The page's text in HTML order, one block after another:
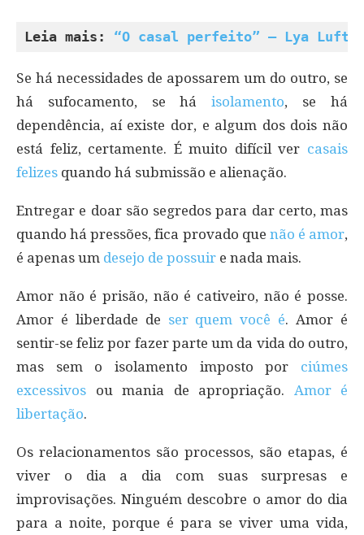
Leia mais: “O casal perfeito” – Lya Luft
Se há necessidades de apossarem um do outro, se
há sufocamento, se háisolamento, se há
dependência, aí existe dor, e algum dos dois não
está feliz, certamente. É muito difícil ver casais
felizes quando há submissão e alienação.
Entregar e doar são segredos para dar certo, mas
quando há pressões, fica provado que não é amor,
é apenas um desejo de possuir e nada mais.
Amor não é prisão, não é cativeiro, não é posse.
Amor é liberdade de ser quem você é. Amor é
sentir-se feliz por fazer parte um da vida do outro,
mas sem o isolamento imposto por ciúmes
excessivos ou mania de apropriação. Amor é
libertação.
Os relacionamentos são processos, são etapas, é
viver o dia a dia com suas surpresas e
improvisações. Ninguém descobre o amor do dia
para a noite, porque é para se viver uma vida,